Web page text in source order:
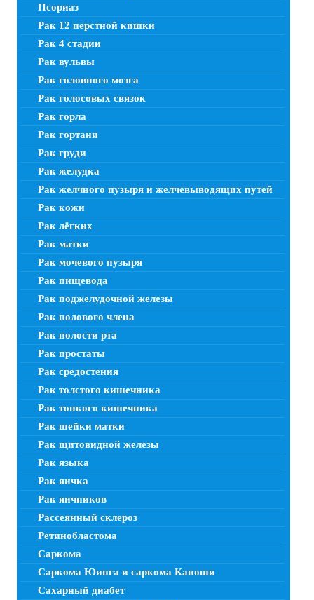
Псориаз
Рак 12 перстной кишки
Рак 4 стадии
Рак вульвы
Рак головного мозга
Рак голосовых связок
Рак горла
Рак гортани
Рак груди
Рак желудка
Рак желчного пузыря и желчевыводящих путей
Рак кожи
Рак лёгких
Рак матки
Рак мочевого пузыря
Рак пищевода
Рак поджелудочной железы
Рак полового члена
Рак полости рта
Рак простаты
Рак средостения
Рак толстого кишечника
Рак тонкого кишечника
Рак шейки матки
Рак щитовидной железы
Рак языка
Рак яичка
Рак яичников
Рассеянный склероз
Ретинобластома
Саркома
Саркома Юинга и саркома Капоши
Сахарный диабет